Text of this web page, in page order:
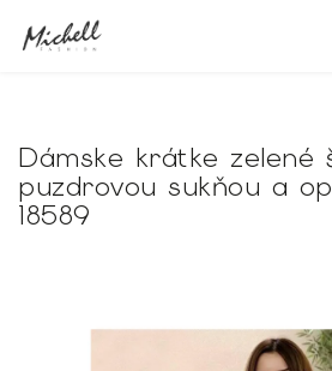
Dámske krátke zelené
puzdrovou sukňou a
18589